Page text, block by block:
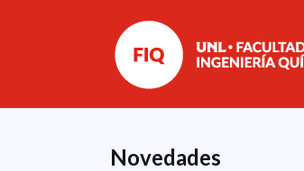
Novedades